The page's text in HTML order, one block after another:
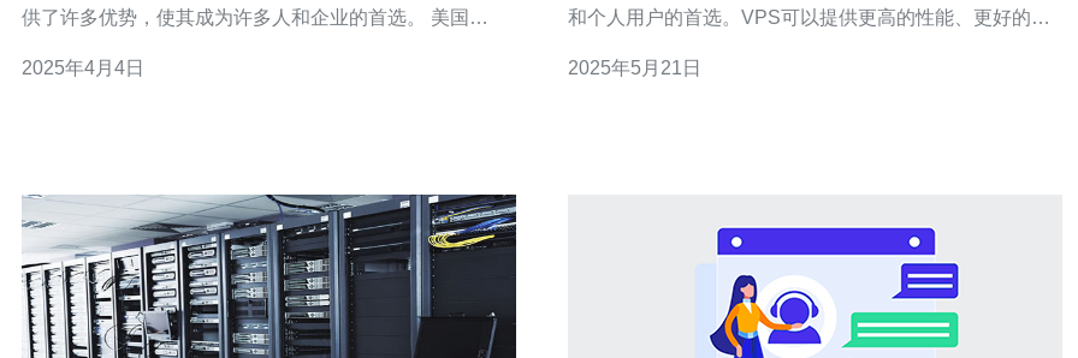
供了许多优势，使其成为许多人和企业的首选。 美国
器的高性能。它具有强大的处理能力和快速的数据传输速
2025年4月4日
和个人用户的首选。VPS可以提供更高的性能、更好的安
球领先的云计算服务提供商，可以为用户提供高品质的
2025年5月21日